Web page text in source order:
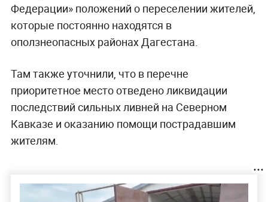
Федерации» положений о переселении жителей,
которые постоянно находятся в
оползнеопасных районах Дагестана.
Там также уточнили, что в перечне
приоритетное место отведено ликвидации
последствий сильных ливней на Северном
Кавказе и оказанию помощи пострадавшим
жителям.